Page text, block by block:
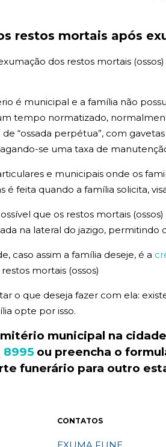
restos mortais após
dos restos mortais
é municipal e a família não
tempo normatizado,
“ossada perpétua”, com
se uma taxa de
e municipais onde os
é feita quando a família solicita,
que os restos mortais
na lateral do jazigo, permitindo
caso assim a família deseje, é a
mortais (ossos)
o que deseja fazer com ela:
opte por isso.
municipal na
8995ou preencha o
funerário para outro
CONTATOS